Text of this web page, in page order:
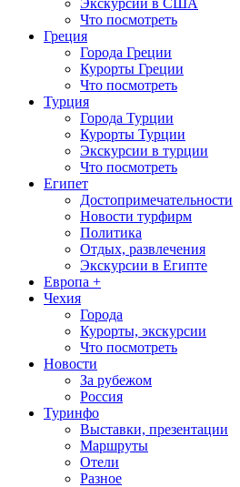
Экскурсии в США
Что посмотреть
Греция
Города Греции
Курорты Греции
Что посмотреть
Турция
Города Турции
Курорты Турции
Экскурсии в турции
Что посмотреть
Египет
Достопримечательности
Новости турфирм
Политика
Отдых, развлечения
Экскурсии в Египте
Европа +
Чехия
Города
Курорты, экскурсии
Что посмотреть
Новости
За рубежом
Россия
Туринфо
Выставки, презентации
Маршруты
Отели
Разное